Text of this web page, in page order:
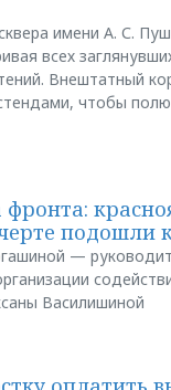
имени А. С.
всех
Внештатный
чтобы
подошли к
—
Василишиной